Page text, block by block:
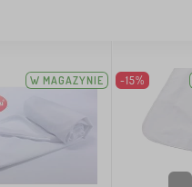
W MAGAZYNIE -15%